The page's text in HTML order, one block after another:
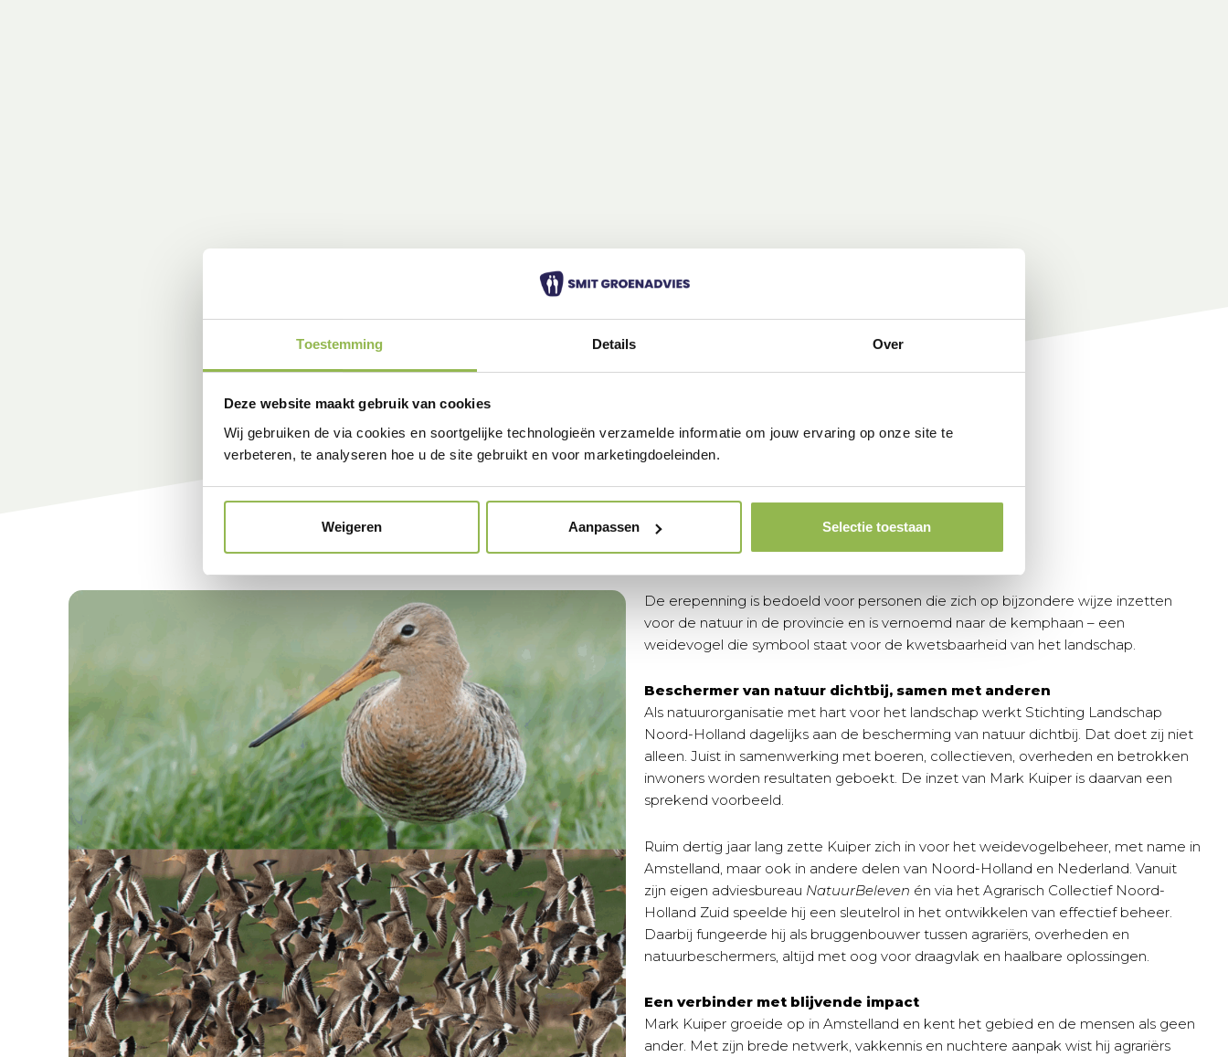
Toestemming Details Over
Deze website maakt gebruik van cookies
Wij gebruiken de via cookies en soortgelijke technologieën verzamelde informatie om jouw ervaring op onze site te
verbeteren, te analyseren hoe u de site gebruikt en voor marketingdoeleinden.
Weigeren Aanpassen Selectie toestaan
De erepenning is bedoeld voor personen die zich op bijzondere wijze inzetten
voor de natuur in de provincie en is vernoemd naar de kemphaan – een
weidevogel die symbool staat voor de kwetsbaarheid van het landschap.
Beschermer van natuur dichtbij, samen met anderen
Als natuurorganisatie met hart voor het landschap werkt Stichting Landschap
Noord-Holland dagelijks aan de bescherming van natuur dichtbij. Dat doet zij niet
alleen. Juist in samenwerking met boeren, collectieven, overheden en betrokken
inwoners worden resultaten geboekt. De inzet van Mark Kuiper is daarvan een
sprekend voorbeeld.
Ruim dertig jaar lang zette Kuiper zich in voor het weidevogelbeheer, met name in
Amstelland, maar ook in andere delen van Noord-Holland en Nederland. Vanuit
zijn eigen adviesbureau NatuurBeleven én via het Agrarisch Collectief Noord-
Holland Zuid speelde hij een sleutelrol in het ontwikkelen van effectief beheer.
Daarbij fungeerde hij als bruggenbouwer tussen agrariërs, overheden en
natuurbeschermers, altijd met oog voor draagvlak en haalbare oplossingen.
Een verbinder met blijvende impact
Mark Kuiper groeide op in Amstelland en kent het gebied en de mensen als geen
ander. Met zijn brede netwerk, vakkennis en nuchtere aanpak wist hij agrariërs